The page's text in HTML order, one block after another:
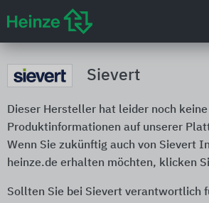
Sievert
Dieser Hersteller hat leider noch
Produktinformationen auf unserer
Wenn Sie zukünftig auch von Sievert
heinze.de erhalten möchten, klicken
Sollten Sie bei Sievert verantwortlich